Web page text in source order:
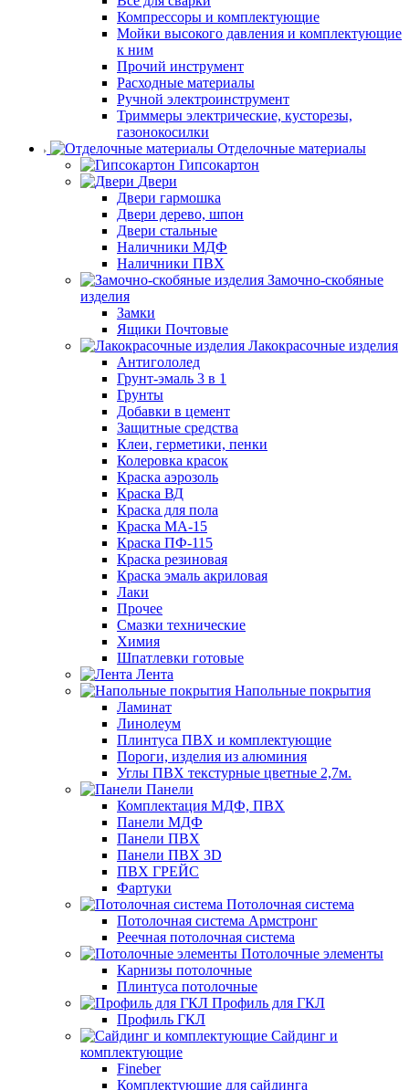
Компрессоры и комплектующие
Мойки высокого давления и комплектующие
к ним
Прочий инструмент
Расходные материалы
Ручной электроинструмент
Триммеры электрические, кусторезы,
газонокосилки
Отделочные материалы
Гипсокартон
Двери
Двери гармошка
Двери дерево, шпон
Двери стальные
Наличники МДФ
Наличники ПВХ
Замочно-скобяные
изделия
Замки
Ящики Почтовые
Лакокрасочные изделия
Антигололед
Грунт-эмаль 3 в 1
Грунты
Добавки в цемент
Защитные средства
Клеи, герметики, пенки
Колеровка красок
Краска аэрозоль
Краска ВД
Краска для пола
Краска МА-15
Краска ПФ-115
Краска резиновая
Краска эмаль акриловая
Лаки
Прочее
Смазки технические
Химия
Шпатлевки готовые
Лента
Напольные покрытия
Ламинат
Линолеум
Плинтуса ПВХ и комплектующие
Пороги, изделия из алюминия
Углы ПВХ текстурные цветные 2,7м.
Панели
Комплектация МДФ, ПВХ
Панели МДФ
Панели ПВХ
Панели ПВХ 3D
ПВХ ГРЕЙС
Фартуки
Потолочная система
Потолочная система Армстронг
Реечная потолочная система
Потолочные элементы
Карнизы потолочные
Плинтуса потолочные
Профиль для ГКЛ
Профиль ГКЛ
Сайдинг и
комплектующие
Fineber
Комплектующие для сайдинга